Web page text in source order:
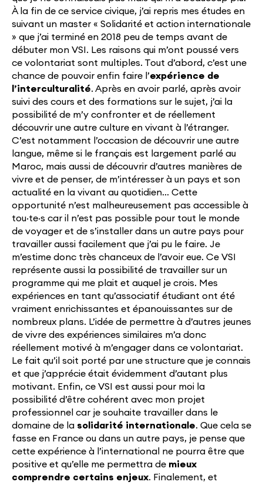
À la fin de ce service civique, j’ai repris mes études en
suivant un master « Solidarité et action internationale
» que j’ai terminé en 2018 peu de temps avant de
débuter mon VSI. Les raisons qui m’ont poussé vers
ce volontariat sont multiples. Tout d’abord, c’est une
chance de pouvoir enfin faire l’expérience de
l’interculturalité. Après en avoir parlé, après avoir
suivi des cours et des formations sur le sujet, j’ai la
possibilité de m’y confronter et de réellement
découvrir une autre culture en vivant à l’étranger.
C’est notamment l’occasion de découvrir une autre
langue, même si le français est largement parlé au
Maroc, mais aussi de découvrir d’autres manières de
vivre et de penser, de m’intéresser à un pays et son
actualité en la vivant au quotidien… Cette
opportunité n’est malheureusement pas accessible à
tou·te·s car il n’est pas possible pour tout le monde
de voyager et de s’installer dans un autre pays pour
travailler aussi facilement que j’ai pu le faire. Je
m’estime donc très chanceux de l’avoir eue. Ce VSI
représente aussi la possibilité de travailler sur un
programme qui me plait et auquel je crois. Mes
expériences en tant qu’associatif étudiant ont été
vraiment enrichissantes et épanouissantes sur de
nombreux plans. L’idée de permettre à d’autres jeunes
de vivre des expériences similaires m’a donc
réellement motivé à m’engager dans ce volontariat.
Le fait qu’il soit porté par une structure que je connais
et que j’apprécie était évidemment d’autant plus
motivant. Enfin, ce VSI est aussi pour moi la
possibilité d’être cohérent avec mon projet
professionnel car je souhaite travailler dans le
domaine de la solidarité internationale. Que cela se
fasse en France ou dans un autre pays, je pense que
cette expérience à l’international ne pourra être que
positive et qu’elle me permettra de mieux
comprendre certains enjeux. Finalement, et